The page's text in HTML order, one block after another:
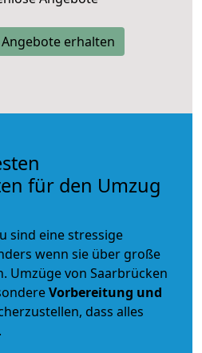
erhalten
für den Umzug
sind eine stressige
wenn sie über große
Umzüge von Saarbrücken
Vorbereitung und
dass alles